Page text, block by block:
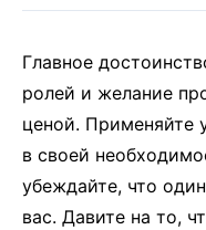
Главное
ролей и желание
ценой. Применяйте
в своей
убеждайте, что
вас. Давите на то,